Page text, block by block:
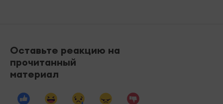
Оставьте реакцию на
прочитанный
материал